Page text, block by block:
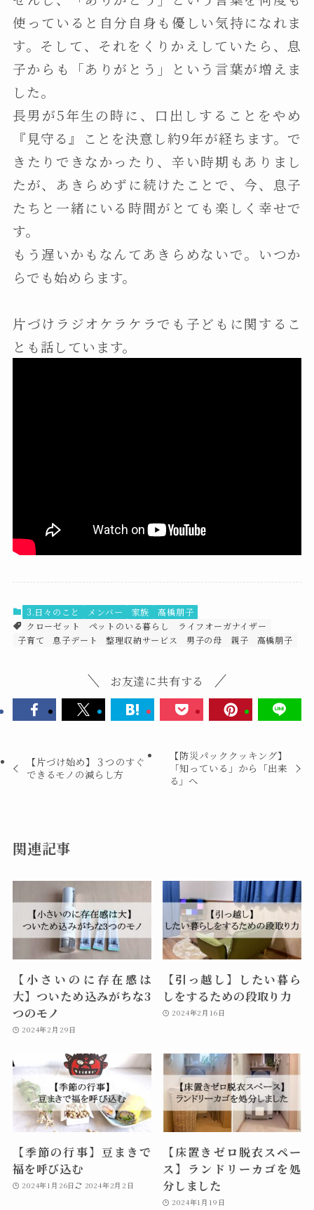
使っていると自分自身も優しい気持になれま
す。そして、それをくりかえしていたら、息
子からも「ありがとう」という言葉が増えま
した。
長男が5年生の時に、口出しすることをやめ
『見守る』ことを決意し約9年が経ちます。で
きたりできなかったり、辛い時期もありまし
たが、あきらめずに続けたことで、今、息子
たちと一緒にいる時間がとても楽しく幸せで
す。
もう遅いかもなんてあきらめないで。いつか
らでも始めらます。
片づけラジオケラケラでも子どもに関するこ
とも話しています。
3.日々のこと メンバー 家族
高橋朋子
クローゼット
ペットのいる暮らし
ライフオーガナイザー
子育て
息子デート 整理収納サービス 男子の母 親子 高橋朋子
お友達に共有する
【片づけ始め】３つのすぐ
できるモノの減らし方
【防災パッククッキング】
「知っている」から「出来
る」へ
関連記事
【小さいのに存在感は
大】ついため込みがちな3
つのモノ
2024年2月29日
【引っ越し】したい暮ら
しをするための段取り力
2024年2月16日
【季節の行事】豆まきで
福を呼び込む
2024年1月26日 2024年2月2日
【床置きゼロ脱衣スペー
ス】ランドリーカゴを処
分しました
2024年1月19日